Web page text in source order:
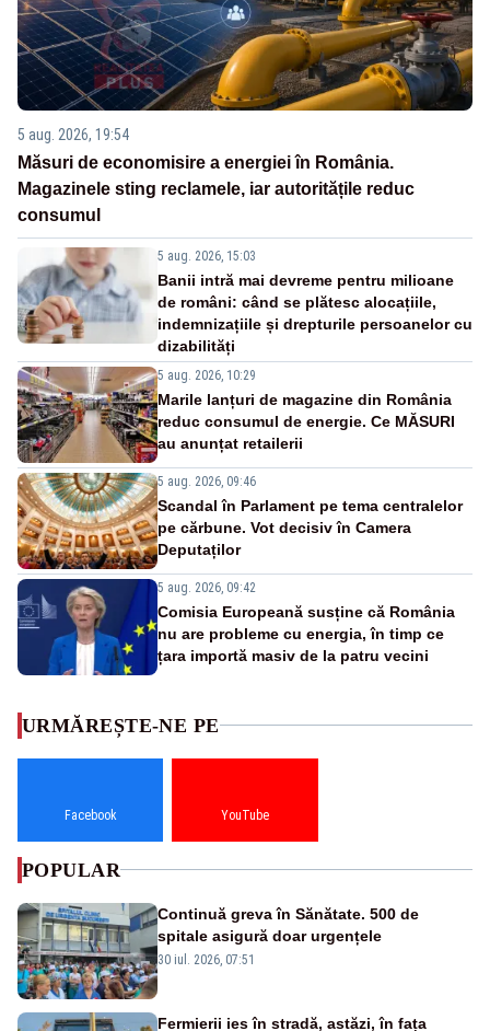
5 aug. 2026, 19:54
Măsuri de economisire a energiei în România.
Magazinele sting reclamele, iar autoritățile reduc
consumul
5 aug. 2026, 15:03
Banii intră mai devreme pentru milioane
de români: când se plătesc alocațiile,
indemnizațiile și drepturile persoanelor cu
dizabilități
5 aug. 2026, 10:29
Marile lanțuri de magazine din România
reduc consumul de energie. Ce MĂSURI
au anunțat retailerii
5 aug. 2026, 09:46
Scandal în Parlament pe tema centralelor
pe cărbune. Vot decisiv în Camera
Deputaților
5 aug. 2026, 09:42
Comisia Europeană susține că România
nu are probleme cu energia, în timp ce
țara importă masiv de la patru vecini
URMĂREȘTE-NE PE
Facebook YouTube
POPULAR
Continuă greva în Sănătate. 500 de
spitale asigură doar urgențele
30 iul. 2026, 07:51
Fermierii ies în stradă, astăzi, în fața